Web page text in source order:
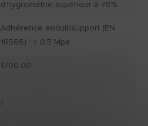
d’hygrométrie supérieur à 70%.
Adhérence enduit/support (EN
16566) : > 0,5 Mpa
1700.00
/